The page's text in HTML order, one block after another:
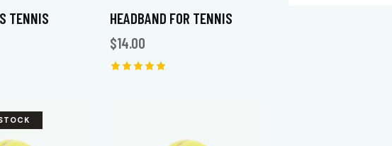
TENNIS
HEADBAND FOR TENNIS
$14.00